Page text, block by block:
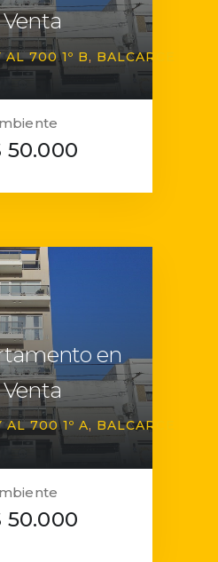
Venta
AL 700 1º B BALCARCE
50.000
en
Venta
AL 700 1º A BALCARCE
50.000